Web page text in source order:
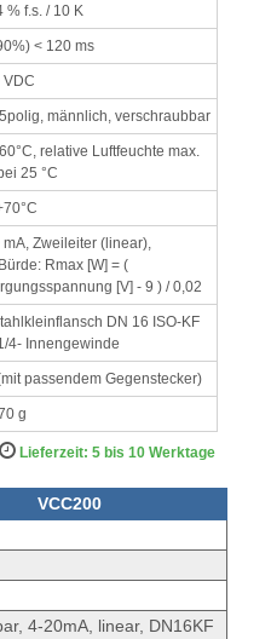
% f.s. / 10 K
< 120 ms
VDC
männlich, verschraubbar
relative Luftfeuchte max.
25 °C
mA, Zweileiter (linear),
Rmax [W] = (
[V] - 9 ) / 0,02
DN 16 ISO-KF
4- Innengewinde
passendem Gegenstecker)
g
Lieferzeit: 5 bis 10 Werktage
VCC200
4-20mA, linear, DN16KF